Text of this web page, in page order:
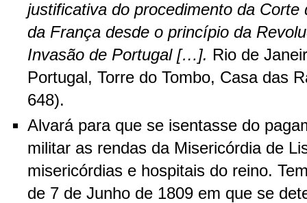
justificativa do procedimento da Corte
da França desde o princípio da
Invasão de Portugal […]. Rio de
Portugal, Torre do Tombo, Casa das
648).
Alvará para que se isentasse do
militar as rendas da Misericórdia de
misericórdias e hospitais do reino.
de 7 de Junho de 1809 em que se